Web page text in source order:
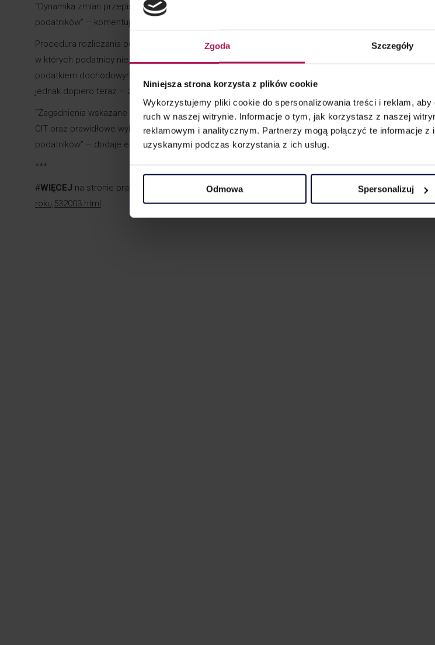
Zgoda Szczegóły
Niniejsza strona korzysta z plików cookie
Wykorzystujemy pliki cookie do spersonalizowania treści i reklam,
ruch w naszej witrynie. Informacje o tym, jak korzystasz z naszej
reklamowym i analitycznym. Partnerzy mogą połączyć te informacje
uzyskanymi podczas korzystania z ich usług.
Odmowa Spersonalizuj
“Dynamika zmian przepisów oraz mnogość dodatkowych obowiązków wielu przypadkach prowadzi
podatników” – komentuje
Procedura rozliczania podatku u źródła formalnie funkcjonuje od 2022 r., jednak w praktyce dalej
w których podatnicy nie są świadomi obowiązywania znowelizowanych przepisów. Podobnie jest na
podatkiem dochodowym. Obowiązujące przepisy zostały wprowadzone “w życie” wraz z regulacjami
jednak dopiero teraz – za rok 2024 – tą daninę należy uregulować z urzędem skarbowym
“Zagadnienia wskazane powyżej stanowią tylko kroplę w morzu obowiązków nałożonych na
CIT oraz prawidłowe wykonanie obowiązków informacyjnych wymaga poświęcenia znacznej uwagi i
podatników” – dodaje ekspert.
***
#WIĘCEJ na stronie prawo.pl >>
https://www.prawo.pl/podatki/ryzyka-w-cit-na-co-uwazac-przed-
roku,532003.html